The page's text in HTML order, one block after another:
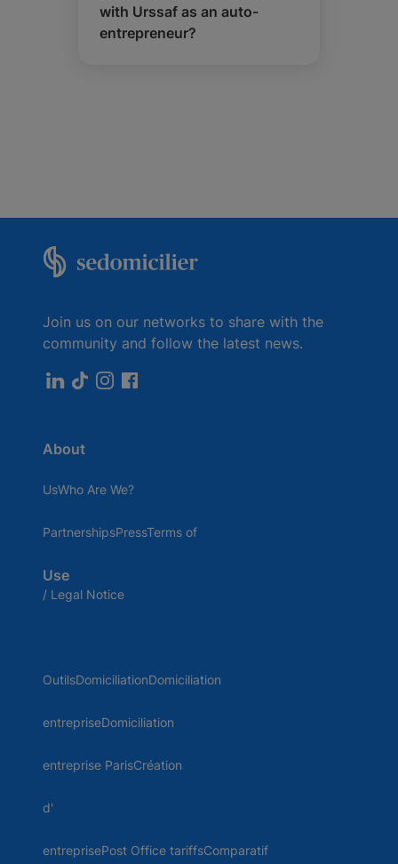
with Urssaf as an auto-
entrepreneur?
Join us on our networks to share with the
community and follow the latest news.
About
UsWho Are We?
PartnershipsPressTerms of
Use
/ Legal Notice
OutilsDomiciliationDomiciliation
entrepriseDomiciliation
entreprise ParisCréation
d'
entreprisePost Office tariffsComparatif